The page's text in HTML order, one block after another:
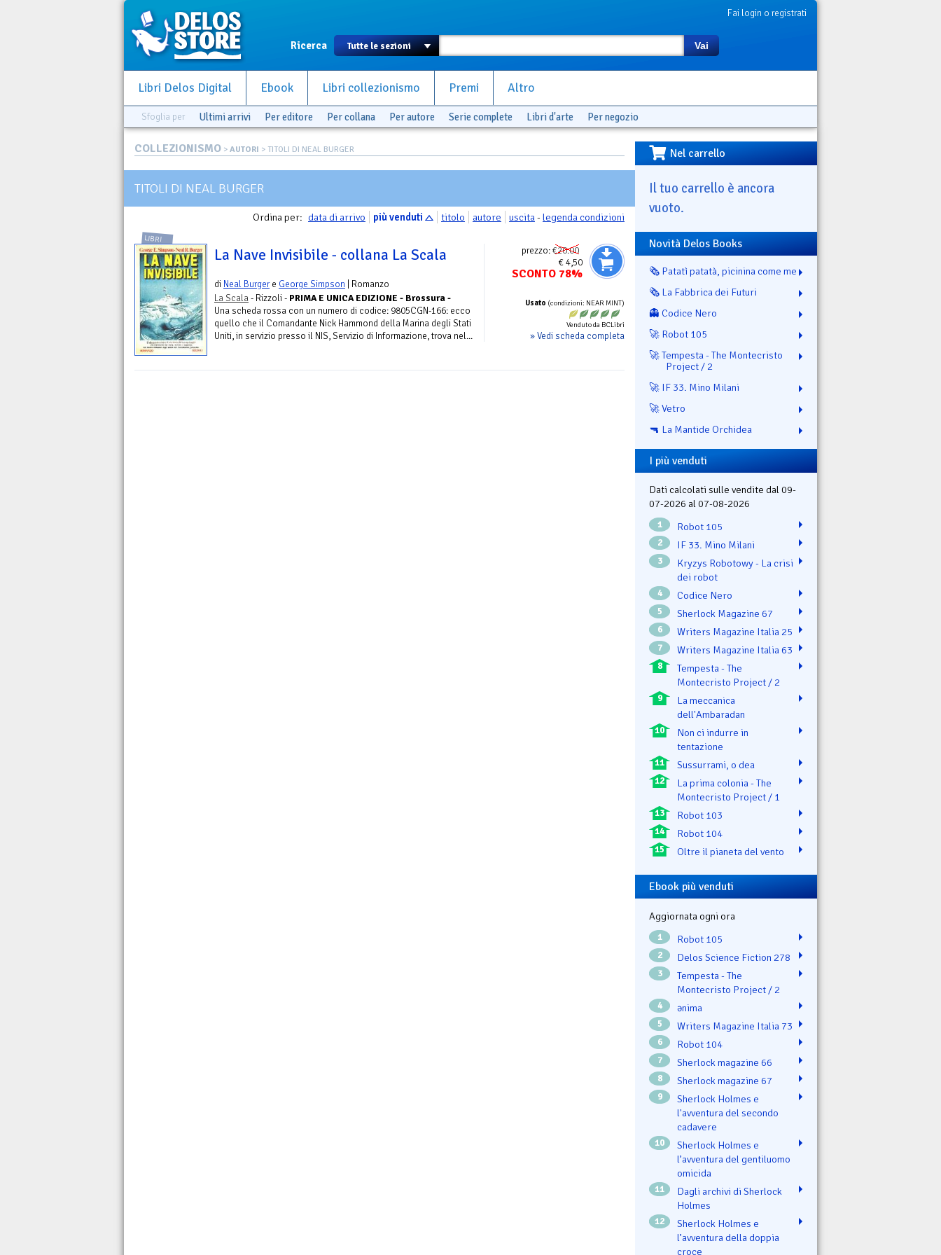
Fai login o registrati
Ricerca Vai
Libri Delos Digital Ebook Libri collezionismo Premi Altro
Sfoglia per Ultimi arrivi Per editore Per collana Per autore Serie complete Libri d'arte Per negozio
COLLEZIONISMO > AUTORI > TITOLI DI NEAL BURGER
TITOLI DI NEAL BURGER
Ordina per: data di arrivo più venduti titolo autore uscita-legenda condizioni
prezzo:€20.00
€ 4,50
SCONTO 78%
Usato (condizioni: NEAR MINT)
Venduto da BCLibri
» Vedi scheda completa
LIBRI
La Nave Invisibile - collana La Scala
di Neal Burgere George Simpson | Romanzo
La Scala- Rizzoli - PRIMA E UNICA EDIZIONE - Brossura -
Una scheda rossa con un numero di codice: 9805CGN-166: ecco
quello che il Comandante Nick Hammond della Marina degli Stati
Uniti, in servizio presso il NIS, Servizio di Informazione, trova nel...
Nel carrello
Il tuo carrello è ancora
vuoto.
Novità Delos Books
🗞️ Patatì patatà, picinina come me
🗞️ La Fabbrica dei Futuri
👻 Codice Nero
🚀 Robot 105
🚀 Tempesta - The Montecristo
Project / 2
🚀 IF 33. Mino Milani
🚀 Vetro
🔫 La Mantide Orchidea
I più venduti
Dati calcolati sulle vendite dal 09-
07-2026 al 07-08-2026
1 Robot 105
2 IF 33. Mino Milani
3
Kryzys Robotowy - La crisi
dei robot
4 Codice Nero
5 Sherlock Magazine 67
6 Writers Magazine Italia 25
7 Writers Magazine Italia 63
8
Tempesta - The
Montecristo Project / 2
9
La meccanica
dell'Ambaradan
10
Non ci indurre in
tentazione
11 Sussurrami, o dea
12
La prima colonia - The
Montecristo Project / 1
13 Robot 103
14 Robot 104
15 Oltre il pianeta del vento
Ebook più venduti
Aggiornata ogni ora
1 Robot 105
2 Delos Science Fiction 278
3
Tempesta - The
Montecristo Project / 2
4 ənima
5 Writers Magazine Italia 73
6 Robot 104
7 Sherlock magazine 66
8 Sherlock magazine 67
9
Sherlock Holmes e
l'avventura del secondo
cadavere
10
Sherlock Holmes e
l’avventura del gentiluomo
omicida
11
Dagli archivi di Sherlock
Holmes
12
Sherlock Holmes e
l’avventura della doppia
croce